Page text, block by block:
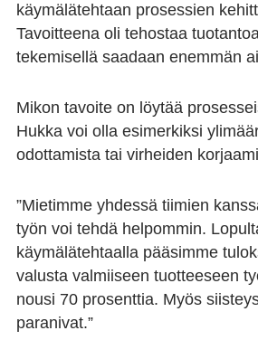
käymälätehtaan prosessien
Tavoitteena oli tehostaa
tekemisellä saadaan enemmän
Mikon tavoite on löytää
Hukka voi olla esimerkiksi
odottamista tai virheiden
”Mietimme yhdessä tiimien
työn voi tehdä helpommin.
käymälätehtaalla pääsimme
valusta valmiiseen tuotteeseen
nousi 70 prosenttia. Myös
paranivat.”